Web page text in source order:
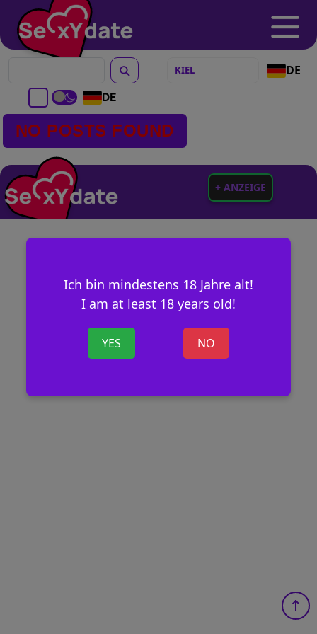
DE
DE
Ich bin mindestens 18 Jahre alt!
I am at least 18 years old!
YES NO
NO POSTS FOUND
+ ANZEIGE